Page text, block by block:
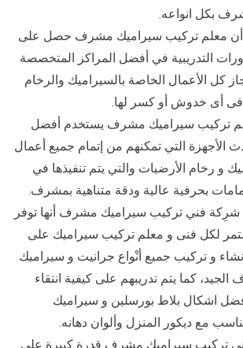
بكل انواعه.
أن معلم تركيب سيراميك مشرف حصل على
التدريبية في أفضل المراكز المتخصصة
كل الأعمال الخاصة بالسيراميك والرخام
أى خدوش أو كسر لها.
تركيب سيراميك مشرف يستخدم أفضل
الأجهزة التي تمكنهم من إتمام جميع أعمال
و رخام الأرضيات والتي يتم تنفيذها في
بحرفية عالية ودقة متناهية بمشرف.
فني تركيب سيراميك مشرف أنها توفر
لكل فنى و معلم تركيب سيراميك على
و تركيب جميع أنْواع جرانيت و سيراميك
كما يتم تدريبهم على كيفية انتقاء
اشكال بلاط بورسلين و سيراميك
مع ديكور المنزل وألوان دهانه.
تركيب سيراميك مشرف قدرة كبيرة على